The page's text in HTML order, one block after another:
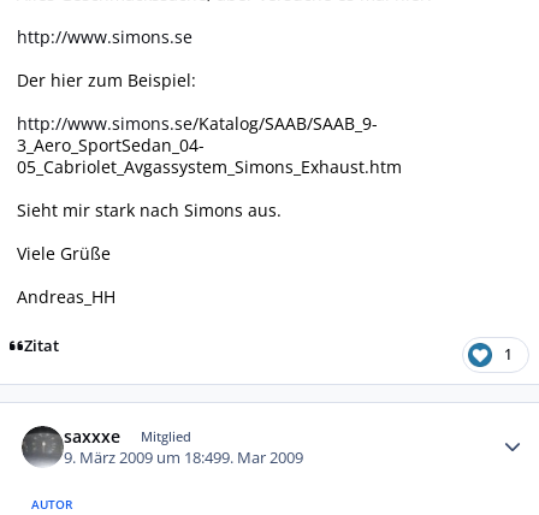
http://www.simons.se
Der hier zum Beispiel:
http://www.simons.se/Katalog/SAAB/SAAB_9-
3_Aero_SportSedan_04-
05_Cabriolet_Avgassystem_Simons_Exhaust.htm
Sieht mir stark nach Simons aus.
Viele Grüße
Andreas_HH
Zitat 1
saxxxe Mitglied
9. März 2009 um 18:499. Mar 2009
AUTOR